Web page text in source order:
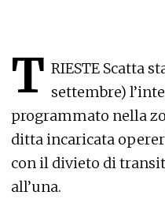
T RIESTE Scatta
settembre)
programmato nella
ditta incaricata
con il divieto di
all’una.